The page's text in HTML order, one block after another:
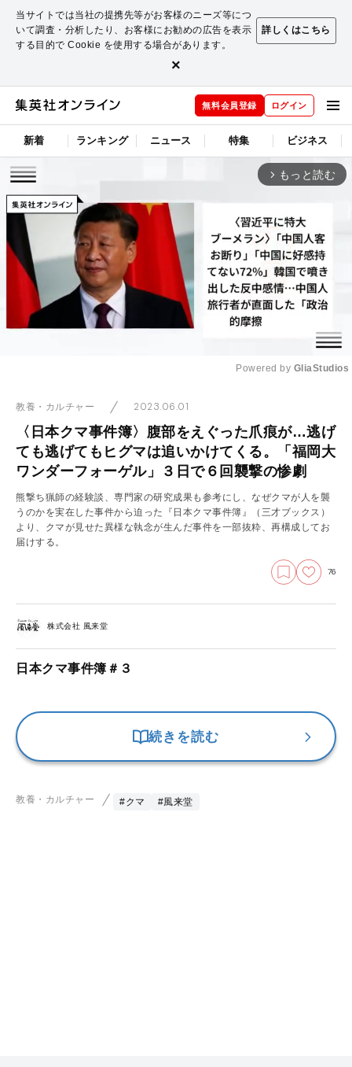
当サイトでは当社の提携先等がお客様のニーズ等につ
いて調査・分析したり、お客様にお勧めの広告を表示
する目的で Cookie を使用する場合があります。
詳しくはこちら
×
無料会員登録 ログイン
新着 ランキング ニュース 特集 ビジネス
arrow_forward_ios もっと読む
Powered by GliaStudios
教養・カルチャー 2023.06.01
〈日本クマ事件簿〉腹部をえぐった爪痕が…逃げ
ても逃げてもヒグマは追いかけてくる。「福岡大
ワンダーフォーゲル」３日で６回襲撃の惨劇
熊撃ち猟師の経験談、専門家の研究成果も参考にし、なぜクマが人を襲
うのかを実在した事件から迫った『日本クマ事件簿』（三才ブックス）
より、クマが見せた異様な執念が生んだ事件を一部抜粋、再構成してお
届けする。
76
株式会社 風来堂
日本クマ事件簿＃３
続きを読む
教養・カルチャー #クマ #風来堂